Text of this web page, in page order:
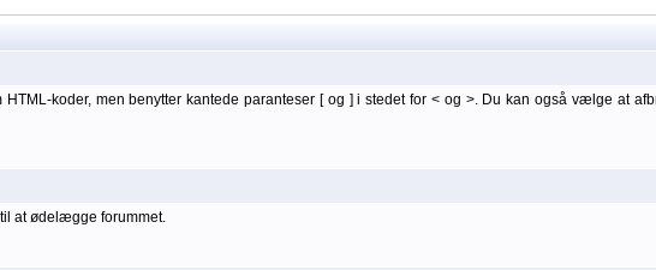
koder, men benytter kantede paranteser [ og ] i stedet for < og >. Du kan også vælge at
at ødelægge forummet.